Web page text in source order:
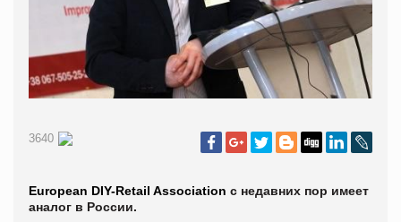
3640
European DIY-Retail Association с недавних пор имеет
аналог в России.